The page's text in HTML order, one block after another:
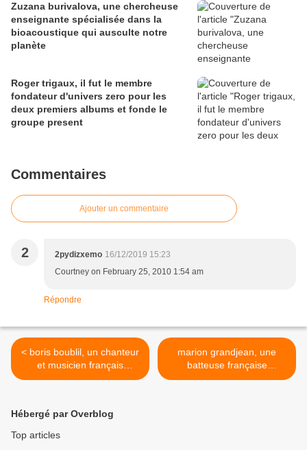
Zuzana burivalova, une chercheuse
enseignante spécialisée dans la
bioacoustique qui ausculte notre
planète
Roger trigaux, il fut le membre
fondateur d'univers zero pour les
deux premiers albums et fonde le
groupe present
Commentaires
Ajouter un commentaire
2 2pydizxemo 16/12/2019 15:23
Courtney on February 25, 2010 1:54 am
Répondre
< boris boublil, un chanteur
et musicien français
insaisissable membre du
marion grandjean, une
batteuse française
passionnée membre de
Hébergé par Overblog
Top articles